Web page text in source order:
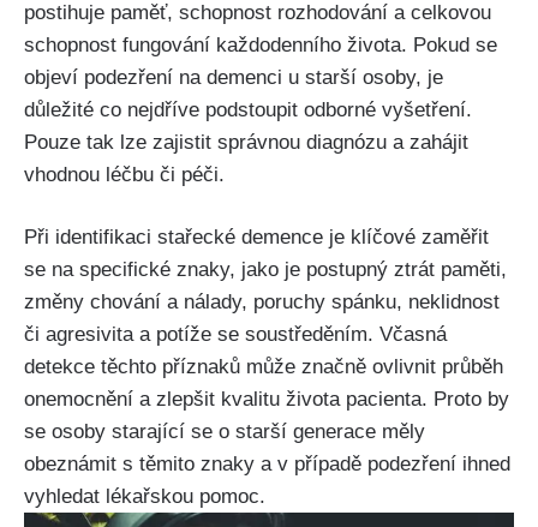
postihuje paměť, schopnost rozhodování a celkovou
schopnost fungování každodenního života. Pokud se
objeví podezření na demenci u starší osoby, je
důležité co nejdříve podstoupit odborné vyšetření.
Pouze tak lze zajistit správnou diagnózu a zahájit
vhodnou léčbu či péči.
Při identifikaci stařecké demence je klíčové zaměřit
se na specifické znaky, jako je postupný ztrát paměti,
změny chování a nálady, poruchy spánku, neklidnost
či agresivita a potíže se soustředěním. Včasná
detekce těchto příznaků může značně ovlivnit průběh
onemocnění a zlepšit kvalitu života pacienta. Proto by
se osoby starající se o starší generace měly
obeznámit s těmito znaky a v případě podezření ihned
vyhledat lékařskou pomoc.